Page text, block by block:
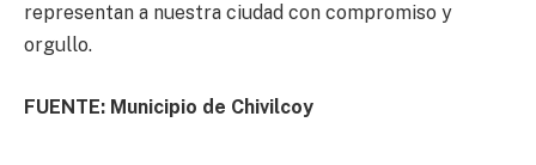
representan a nuestra ciudad con compromiso y
orgullo.
FUENTE: Municipio de Chivilcoy